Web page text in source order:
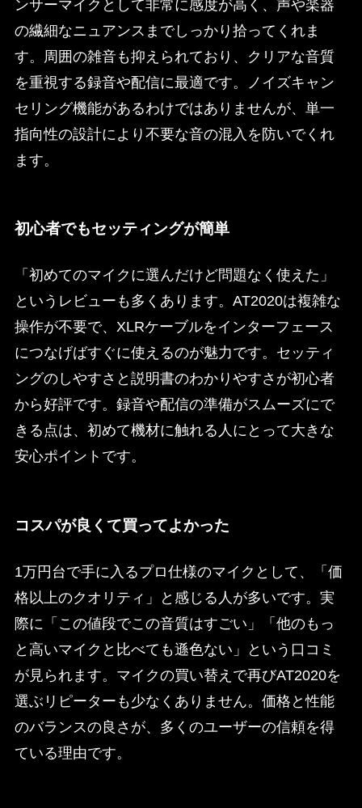
ンサーマイクとして非常に感度が高く、声や楽器
の繊細なニュアンスまでしっかり拾ってくれま
す。周囲の雑音も抑えられており、クリアな音質
を重視する録音や配信に最適です。ノイズキャン
セリング機能があるわけではありませんが、単一
指向性の設計により不要な音の混入を防いでくれ
ます。
初心者でもセッティングが簡単
「初めてのマイクに選んだけど問題なく使えた」
というレビューも多くあります。AT2020は複雑な
操作が不要で、XLRケーブルをインターフェース
につなげばすぐに使えるのが魅力です。セッティ
ングのしやすさと説明書のわかりやすさが初心者
から好評です。録音や配信の準備がスムーズにで
きる点は、初めて機材に触れる人にとって大きな
安心ポイントです。
コスパが良くて買ってよかった
1万円台で手に入るプロ仕様のマイクとして、「価
格以上のクオリティ」と感じる人が多いです。実
際に「この値段でこの音質はすごい」「他のもっ
と高いマイクと比べても遜色ない」という口コミ
が見られます。マイクの買い替えで再びAT2020を
選ぶリピーターも少なくありません。価格と性能
のバランスの良さが、多くのユーザーの信頼を得
ている理由です。